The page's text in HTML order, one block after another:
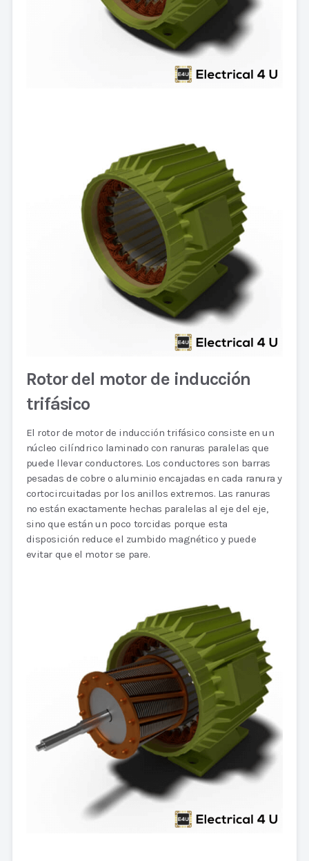
Rotor del motor de inducción
trifásico
El rotor de motor de inducción trifásico consiste en un
núcleo cilíndrico laminado con ranuras paralelas que
puede llevar conductores. Los conductores son barras
pesadas de cobre o aluminio encajadas en cada ranura y
cortocircuitadas por los anillos extremos. Las ranuras
no están exactamente hechas paralelas al eje del eje,
sino que están un poco torcidas porque esta
disposición reduce el zumbido magnético y puede
evitar que el motor se pare.